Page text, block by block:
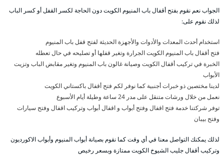
الجواب نعم نقوم بفتح أقفال باب المنيوم الكويت دون الحاجة لكسر القفل أو كسر الباب
لذلك نقوم على:
استخدام أحدث المعدات والأدوات والأجهزة الحديثة لفتح قفل باب المنيوم
فتح أقفال باب المنيوم الكويت الجرارة وتغير قفلها أو تصليحه في حال تعطله
الخبرة في تركيب أقفال الكويت وصيانة غالون باب المنيوم وتغير مقابض الباب وتزيت
الأبواب
لدينا مختصين ذو خبرات أجنبية كما نوفر لكم فتح أقفال باكستاني الكويت
نعمل من خلال ورشات متنقل على مدر 24 ساعة وطيلة أيام الأسبوع
توفر شركتنا خدمة فتح اقفال وفتح أبواب و اقفال أبواب وتركيب اقفال وفتح سيارات
وفتح بيبان
لذلك يمكنك التواصل معنا في أي وقت كما نقوم بصيانة أبواب المنيوم وأبواب الاكورديون
وتركيب أقفال جليب الشيوخ الكويت ممتازة وبسعر رخيص